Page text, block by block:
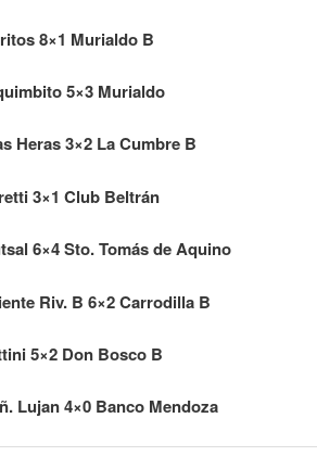
8×1 Murialdo B
5×3 Murialdo
Heras 3×2 La Cumbre B
3×1 Club Beltrán
6×4 Sto. Tomás de Aquino
Riv. B 6×2 Carrodilla B
5×2 Don Bosco B
Lujan 4×0 Banco Mendoza